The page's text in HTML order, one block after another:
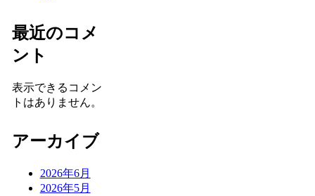
最近のコメ
ント
表示できるコメン
トはありません。
アーカイブ
2026年6月
2026年5月